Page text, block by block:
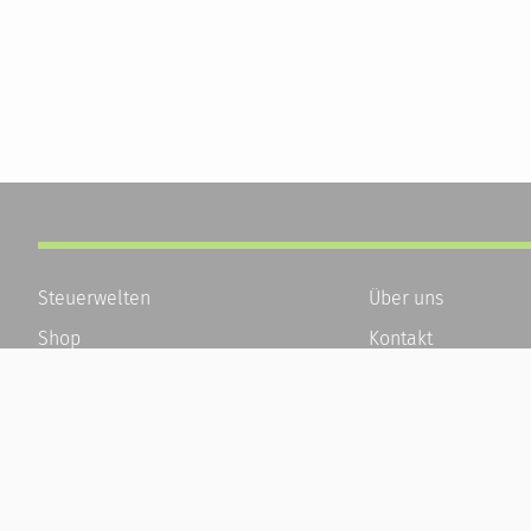
Steuerwelten
Shop
Über uns
Kontakt